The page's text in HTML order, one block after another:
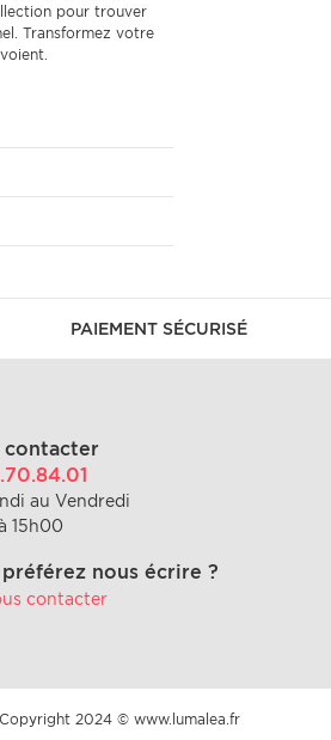
pour trouver
Transformez votre
PAIEMENT SÉCURISÉ
contacter
au Vendredi
15h00
nous écrire ?
contacter
Copyright 2024 © www.lumalea.fr